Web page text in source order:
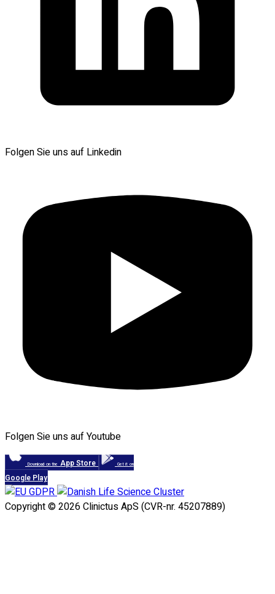
Folgen Sie uns auf Linkedin
Folgen Sie uns auf Youtube
Download on the App Store Get it on
Google Play
Copyright © 2026 Clinictus ApS (CVR-nr. 45207889)